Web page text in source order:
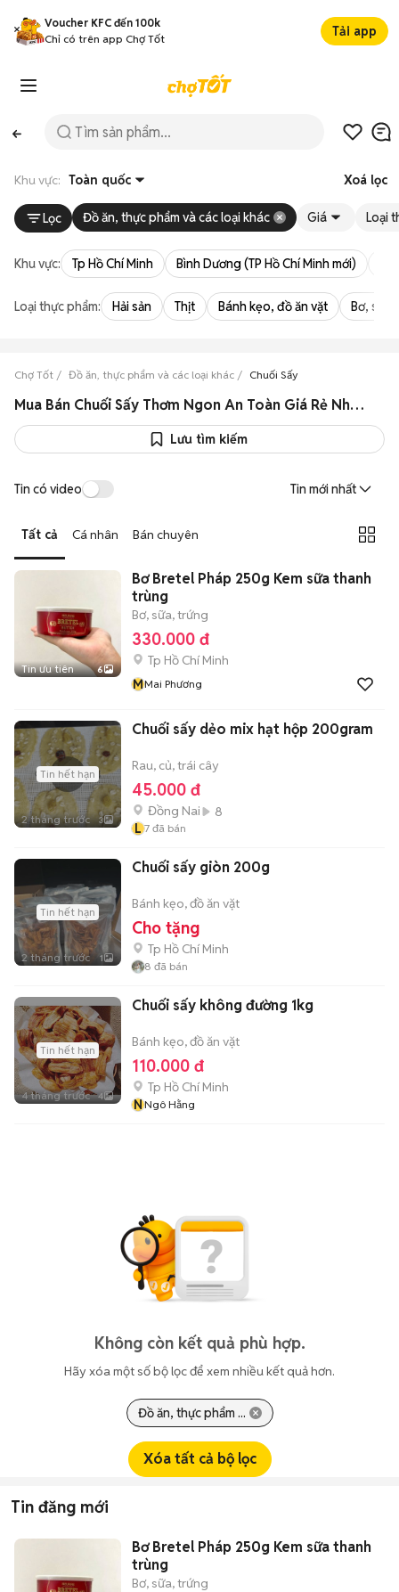
Voucher KFC đến 100k
Chỉ có trên app Chợ Tốt
Tải app
Khu vực: Toàn quốc Xoá lọc
Lọc Đồ ăn, thực phẩm và các loại khác Giá Loại
Khu vực: Tp Hồ Chí Minh Bình Dương (TP Hồ Chí Minh mới)
Loại thực phẩm: Hải sản Thịt Bánh kẹo, đồ ăn vặt Bơ,
Chợ Tốt Đồ ăn, thực phẩm và các loại khác Chuối Sấy
Mua Bán Chuối Sấy Thơm Ngon An Toàn Giá Rẻ Như Giá Sỉ
Lưu tìm kiếm
Tin có video Tin mới nhất
Tất cả Cá nhân Bán chuyên
Tin ưu tiên 6
Bơ Bretel Pháp 250g Kem sữa thanh
trùng
Bơ, sữa, trứng
330.000 đ
Tp Hồ Chí Minh
MMai Phương
Tin hết hạn
2 tháng trước 3
Chuối sấy dẻo mix hạt hộp 200gram
Rau, củ, trái cây
45.000 đ
Đồng Nai
8
L 7 đã bán
Tin hết hạn
2 tháng trước 1
Chuối sấy giòn 200g
Bánh kẹo, đồ ăn vặt
Cho tặng
Tp Hồ Chí Minh
8 đã bán
Tin hết hạn
4 tháng trước 4
Chuối sấy không đường 1kg
Bánh kẹo, đồ ăn vặt
110.000 đ
Tp Hồ Chí Minh
NNgô Hằng
Không còn kết quả phù hợp.
Hãy xóa một số bộ lọc để xem nhiều kết quả hơn.
Đồ ăn, thực phẩm ...
Xóa tất cả bộ lọc
Tin đăng mới
Bơ Bretel Pháp 250g Kem sữa thanh
trùng
Bơ, sữa, trứng